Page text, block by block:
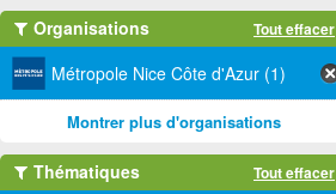
Organisations Tout effacer
Métropole Nice Côte d'Azur (1)
Montrer plus d'organisations
Thématiques Tout effacer